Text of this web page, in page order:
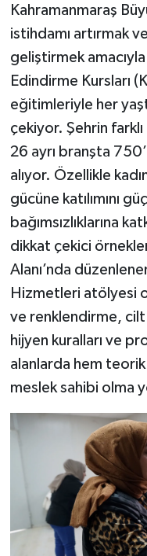
Kahramanmaraş
istihdamı artırmak
geliştirmek
Edindirme Kursları
eğitimleriyle her
çekiyor. Şehrin
26 ayrı branşta
alıyor. Özellikle
gücüne katılımını
bağımsızlıklarına
dikkat çekici
Alanı’nda
Hizmetleri atölyesi
ve renklendirme, cilt
hijyen kuralları ve
alanlarda hem
meslek sahibi olma